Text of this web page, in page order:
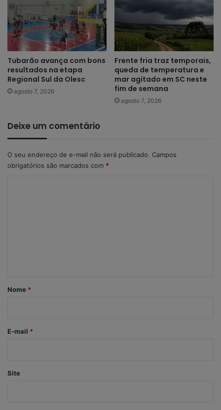
Tubarão avança com bons
resultados na etapa
Regional Sul da Olesc
agosto 7, 2026
Frente fria traz temporais,
queda de temperatura e
mar agitado em SC neste
fim de semana
agosto 7, 2026
Deixe um comentário
O seu endereço de e-mail não será publicado. Campos
obrigatórios são marcados com *
r
*
Nome *
E-mail *
Site